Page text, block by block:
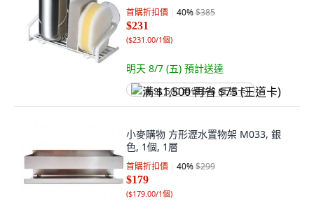
首購折扣價 40%$385
$231
($231.00/1個)
明天 8/7 (五) 預計送達
满 $1,500 再省 $75 (王道卡)
小麥購物 方形瀝水置物架 M033, 銀
色, 1個, 1層
首購折扣價 40%$299
$179
($179.00/1個)